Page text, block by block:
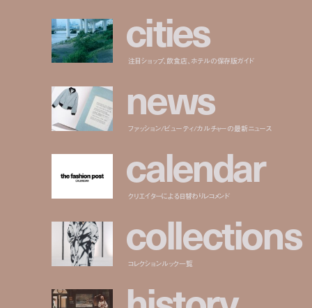
cities
注目ショップ、飲食店、ホテルの保存版ガイド
news
ファッション/ビューティ/カルチャーの最新ニュース
calendar
クリエイターによる日替わりレコメンド
collections
コレクションルック一覧